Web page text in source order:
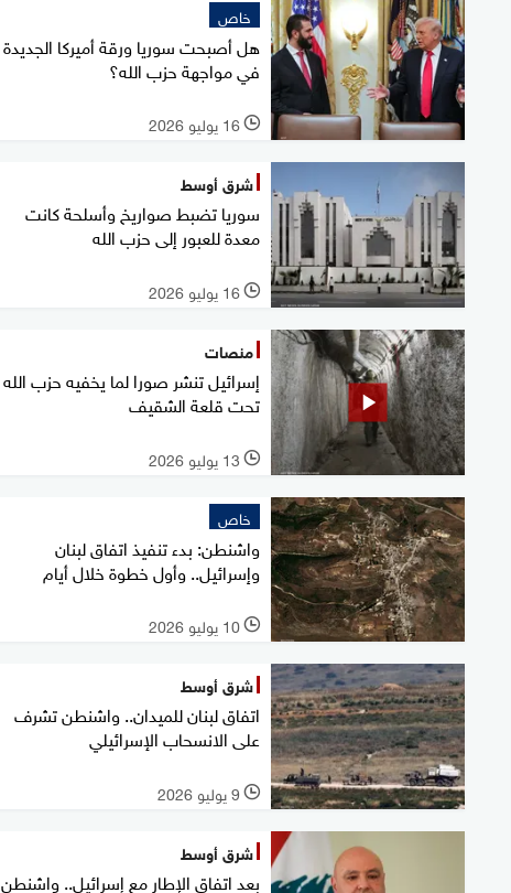
خاص
هل أصبحت سوريا ورقة أميركا الجديدة
في مواجهة حزب الله؟
l 16 يوليو 2026
شرق أوسط
سوريا تضبط صواريخ وأسلحة كانت
معدة للعبور إلى حزب الله
l 16 يوليو 2026
منصات
إسرائيل تنشر صورا لما يخفيه حزب الله
تحت قلعة الشقيف
l 13 يوليو 2026
خاص
واشنطن: بدء تنفيذ اتفاق لبنان
وإسرائيل.. وأول خطوة خلال أيام
l 10 يوليو 2026
شرق أوسط
اتفاق لبنان للميدان.. واشنطن تشرف
على الانسحاب الإسرائيلي
l 9 يوليو 2026
شرق أوسط
بعد اتفاق الإطار مع إسرائيل.. واشنطن